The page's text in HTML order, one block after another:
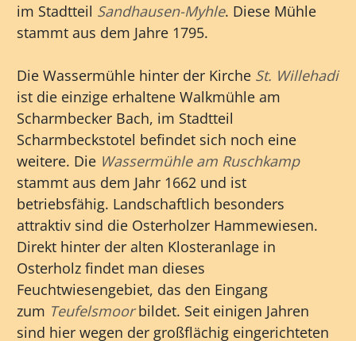
im Stadtteil Sandhausen-Myhle. Diese Mühle
stammt aus dem Jahre 1795.
Die Wassermühle hinter der Kirche St. Willehadi
ist die einzige erhaltene Walkmühle am
Scharmbecker Bach, im Stadtteil
Scharmbeckstotel befindet sich noch eine
weitere. Die Wassermühle am Ruschkamp
stammt aus dem Jahr 1662 und ist
betriebsfähig. Landschaftlich besonders
attraktiv sind die Osterholzer Hammewiesen.
Direkt hinter der alten Klosteranlage in
Osterholz findet man dieses
Feuchtwiesengebiet, das den Eingang
zum Teufelsmoorbildet. Seit einigen Jahren
sind hier wegen der großflächig eingerichteten